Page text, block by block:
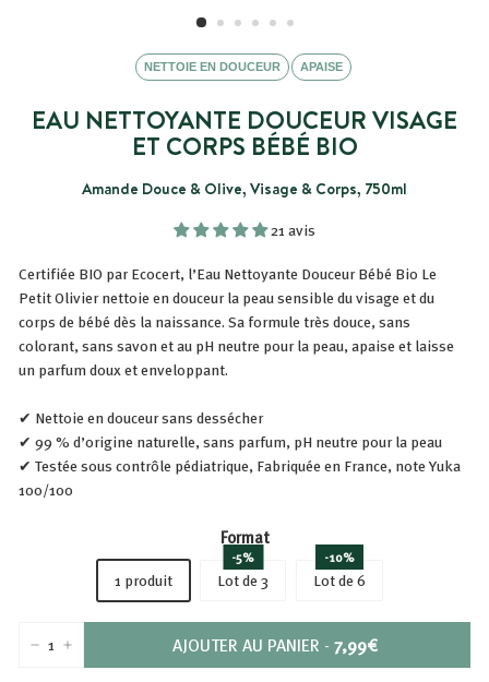
NETTOIE EN DOUCEUR APAISE
EAU NETTOYANTE DOUCEUR VISAGE
ET CORPS BÉBÉ BIO
Amande Douce & Olive, Visage & Corps, 750ml
21 avis
Certifiée BIO par Ecocert, l’Eau Nettoyante Douceur Bébé Bio Le
Petit Olivier nettoie en douceur la peau sensible du visage et du
corps de bébé dès la naissance. Sa formule très douce, sans
colorant, sans savon et au pH neutre pour la peau, apaise et laisse
un parfum doux et enveloppant.
✔ Nettoie en douceur sans dessécher
✔ 99 % d’origine naturelle, sans parfum, pH neutre pour la peau
✔ Testée sous contrôle pédiatrique, Fabriquée en France, note Yuka
100/100
Format
1 produit Lot de 3
-5%
Lot de 6
-10%
+ AJOUTER AU PANIER - PRIX
7,99€
7,99€